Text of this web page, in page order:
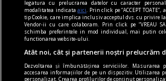
uichendist.ro
La Paştele Cailor, cu Cornel
Primul taxi l-am luat
legatura cu prelucrarea datelor cu caracter
modalitatea indicataaici
. Prin click pe “ACCEPT
tip Cookie, care implica inclusiv acceptul dvs. cu privire
Vendor-ii cu care colaboram. Prin click pe “VREAU SA
schimba preferintele in mod individual, mai putin
functionarea website-ului.
Atât noi, cât și partenerii noștri prelucrăm
Dezvoltarea și îmbunătățirea serviciilor. Măsurarea
accesarea informațiilor de pe un dispozitiv. Utilizarea
personalizat. Crearea profilurilor de conținut